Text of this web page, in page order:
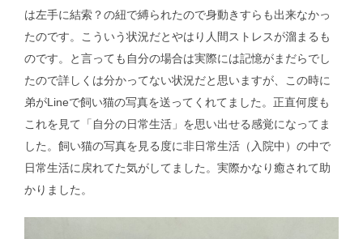
は左手に結索？の紐で縛られたので身動きすらも出来なかっ
たのです。こういう状況だとやはり人間ストレスが溜まるも
のです。と言っても自分の場合は実際には記憶がまだらでし
たので詳しくは分かってない状況だと思いますが、この時に
弟がLineで飼い猫の写真を送ってくれてました。正直何度も
これを見て「自分の日常生活」を思い出せる感覚になってま
した。飼い猫の写真を見る度に非日常生活（入院中）の中で
日常生活に戻れてた気がしてました。実際かなり癒されて助
かりました。